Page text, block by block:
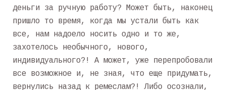
деньги за ручную работу? Может быть, наконец
пришло то время, когда мы устали быть как
все, нам надоело носить одно и то же,
захотелось необычного, нового,
индивидуального?! А может, уже перепробовали
все возможное и, не зная, что еще придумать,
вернулись назад к ремеслам?! Либо осознали,